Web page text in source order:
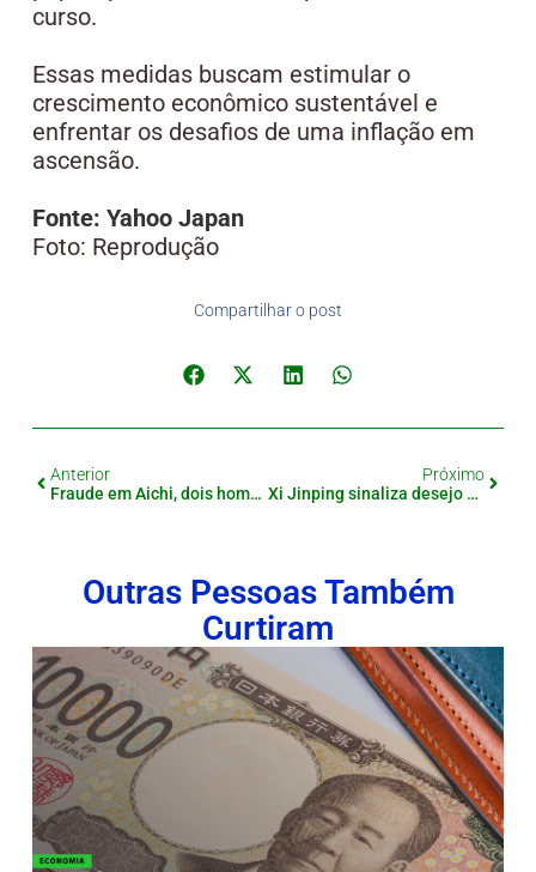
curso.
Essas medidas buscam estimular o
crescimento econômico sustentável e
enfrentar os desafios de uma inflação em
ascensão.
Fonte: Yahoo Japan
Foto: Reprodução
Compartilhar o post
Anterior
Fraude em Aichi, dois homens presos por roubo de 20 Milhões de ienes usando identidade falsa de policiais
Próximo
Xi Jinping sinaliza desejo de estabilizar relações com o Japão em meio a tensions globais
Outras Pessoas Também
Curtiram